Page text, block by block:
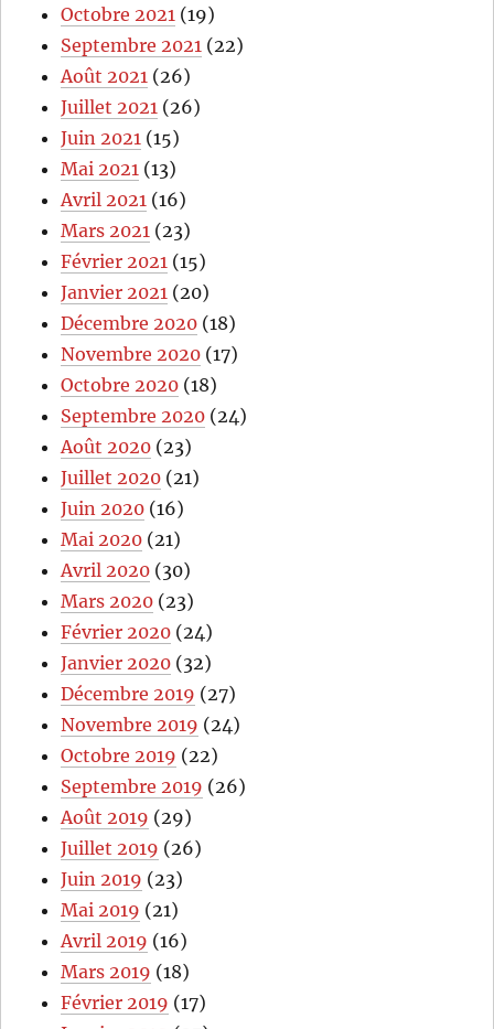
Octobre 2021 (19)
Septembre 2021 (22)
Août 2021 (26)
Juillet 2021 (26)
Juin 2021 (15)
Mai 2021 (13)
Avril 2021 (16)
Mars 2021 (23)
Février 2021 (15)
Janvier 2021 (20)
Décembre 2020 (18)
Novembre 2020 (17)
Octobre 2020 (18)
Septembre 2020 (24)
Août 2020 (23)
Juillet 2020 (21)
Juin 2020 (16)
Mai 2020 (21)
Avril 2020 (30)
Mars 2020 (23)
Février 2020 (24)
Janvier 2020 (32)
Décembre 2019 (27)
Novembre 2019 (24)
Octobre 2019 (22)
Septembre 2019 (26)
Août 2019 (29)
Juillet 2019 (26)
Juin 2019 (23)
Mai 2019 (21)
Avril 2019 (16)
Mars 2019 (18)
Février 2019 (17)